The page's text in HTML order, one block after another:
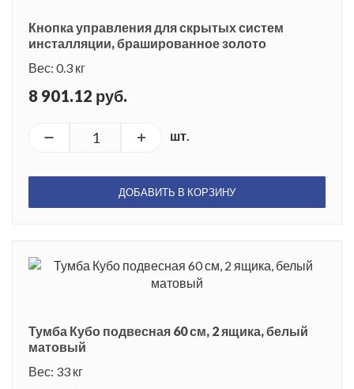
Кнопка управления для скрытых систем
инсталляции, брашированное золото
Вес: 0.3 кг
8 901.12 руб.
шт.
ДОБАВИТЬ В КОРЗИНУ
Тумба Кубо подвесная 60 см, 2 ящика, белый
матовый
Вес: 33 кг